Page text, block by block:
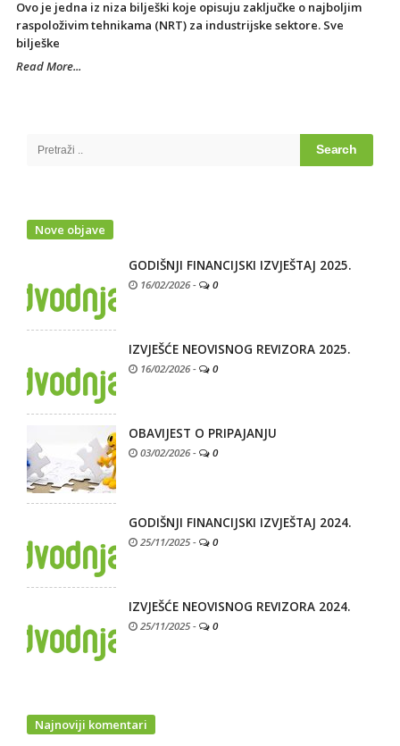
Ovo je jedna iz niza bilješki koje opisuju zaključke o najboljim
raspoloživim tehnikama (NRT) za industrijske sektore. Sve
bilješke
Read More...
Search
Nove objave
GODIŠNJI FINANCIJSKI IZVJEŠTAJ 2025.
16/02/2026- 0
IZVJEŠĆE NEOVISNOG REVIZORA 2025.
16/02/2026- 0
OBAVIJEST O PRIPAJANJU
03/02/2026- 0
GODIŠNJI FINANCIJSKI IZVJEŠTAJ 2024.
25/11/2025 - 0
IZVJEŠĆE NEOVISNOG REVIZORA 2024.
25/11/2025 - 0
Najnoviji komentari